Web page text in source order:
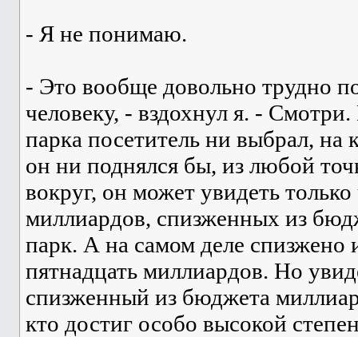
- Я не понимаю.
- Это вообще довольно трудно
человеку, - вздохнул я. -
парка посетитель ни выбрал,
он ни поднялся бы, из любой
вокруг, он может увидеть
миллиардов, спизженных из
парк. А на самом деле спизжено
пятнадцать миллиардов. Но
спизженный из бюджета
кто достиг особо высокой